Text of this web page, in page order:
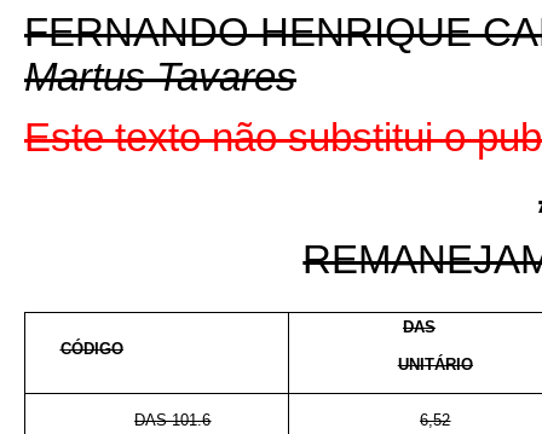
FERNANDO HENRIQUE
Martus Tavares
Este texto não substitui o
CÓDIGO
DAS
UNITÁRIO
DAS 101.6 6,52